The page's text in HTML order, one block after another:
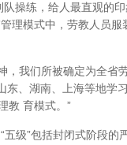
练，给人最直观的印
理模式中，劳教人员
我们所被确定为全省
、湖南、上海等地学
教 育模式。”
级”包括封闭式阶段的